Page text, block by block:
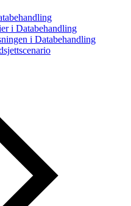
i Databehandling
i Databehandling